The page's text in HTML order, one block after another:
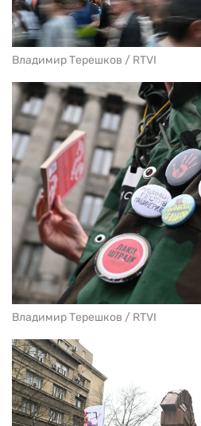
Владимир Терешков / RTVI
Владимир Терешков / RTVI